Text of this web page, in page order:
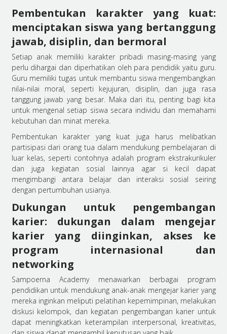
Pembentukan karakter yang kuat:
menciptakan siswa yang bertanggung
jawab, disiplin, dan bermoral
Setiap anak memiliki karakter pribadi masing-masing yang
perlu dihargai dan diperhatikan oleh para pendidik yaitu guru.
Guru memiliki tugas untuk membantu siswa mengembangkan
nilai-nilai moral, seperti kejujuran, disiplin, dan juga rasa
tanggung jawab yang besar. Maka dari itu, penting bagi kita
untuk mengenal setiap siswa secara individu dan memahami
kebutuhan dan minat mereka.
Pembentukan karakter yang kuat juga harus melibatkan
partisipasi dari orang tua dalam mendukung pembelajaran di
luar kelas, seperti contohnya adalah program ekstrakurikuler
dan juga kegiatan sosial lainnya agar si kecil dapat
mengimbangi antara belajar dan interaksi sosial seiring
dengan pertumbuhan usianya.
Dukungan untuk pengembangan
karier: dukungan dalam mengejar
karier yang diinginkan, akses ke
program internasional dan
networking
Sampoerna Academy menawarkan berbagai program
pendidikan untuk mendukung anak-anak mengejar karier yang
mereka inginkan meliputi pelatihan kepemimpinan, melakukan
diskusi kelompok, dan kegiatan pengembangan karier untuk
dapat meningkatkan keterampilan interpersonal, kreativitas,